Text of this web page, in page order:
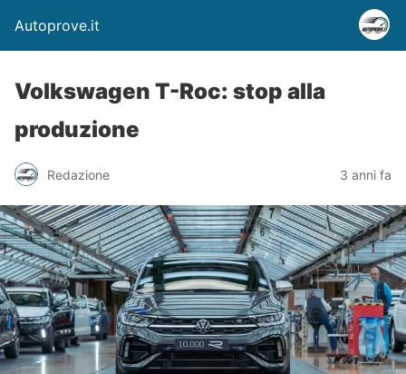
Autoprove.it
Volkswagen T-Roc: stop alla
produzione
Redazione 3 anni fa